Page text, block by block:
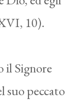
10).
il Signore
suo peccato